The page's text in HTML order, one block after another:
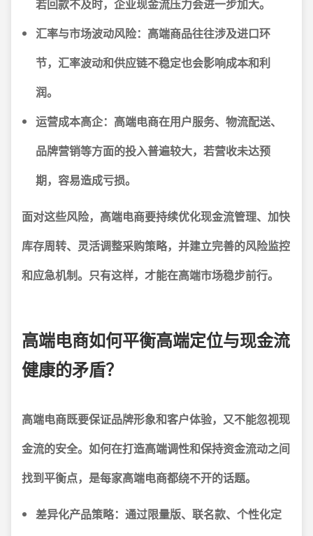
若回款不及时，企业现金流压力会进一步加大。
汇率与市场波动风险： 高端商品往往涉及进口环
节，汇率波动和供应链不稳定也会影响成本和利
润。
运营成本高企： 高端电商在用户服务、物流配送、
品牌营销等方面的投入普遍较大，若营收未达预
期，容易造成亏损。
面对这些风险，高端电商要持续优化现金流管理、加快
库存周转、灵活调整采购策略，并建立完善的风险监控
和应急机制。只有这样，才能在高端市场稳步前行。
高端电商如何平衡高端定位与现金流
健康的矛盾？
高端电商既要保证品牌形象和客户体验，又不能忽视现
金流的安全。如何在打造高端调性和保持资金流动之间
找到平衡点，是每家高端电商都绕不开的话题。
差异化产品策略： 通过限量版、联名款、个性化定